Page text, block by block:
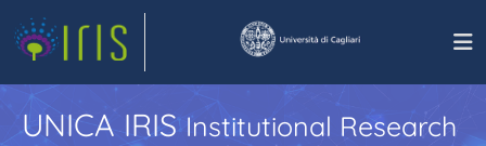
UNICA IRISInstitutional Research